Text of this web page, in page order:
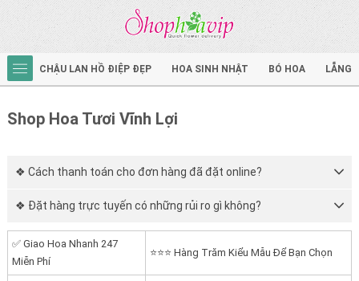
CHẬU LAN HỒ ĐIỆP ĐẸP HOA SINH NHẬT BÓ HOA LẴNG
Shop Hoa Tươi Vĩnh Lợi
❖ Cách thanh toán cho đơn hàng đã đặt online?
❖ Đặt hàng trực tuyến có những rủi ro gì không?
✅ Giao Hoa Nhanh 247
Miễn Phí
⭐⭐⭐ Hàng Trăm Kiểu Mẫu Để Bạn Chọn